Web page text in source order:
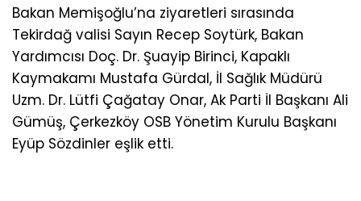
Bakan Memişoğlu’na ziyaretleri sırasında
Tekirdağ valisi Sayın Recep Soytürk, Bakan
Yardımcısı Doç. Dr. Şuayip Birinci, Kapaklı
Kaymakamı Mustafa Gürdal, İl Sağlık Müdürü
Uzm. Dr. Lütfi Çağatay Onar, Ak Parti İl Başkanı Ali
Gümüş, Çerkezköy OSB Yönetim Kurulu Başkanı
Eyüp Sözdinler eşlik etti.